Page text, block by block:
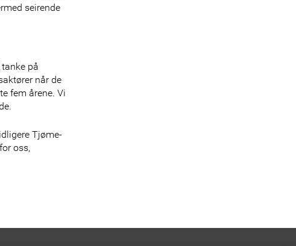
seirende
på
når de
fem årene. Vi
Tjøme-
oss,